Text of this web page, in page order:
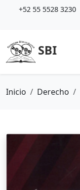
+52 55 5528 3230
SBI
Inicio Derecho